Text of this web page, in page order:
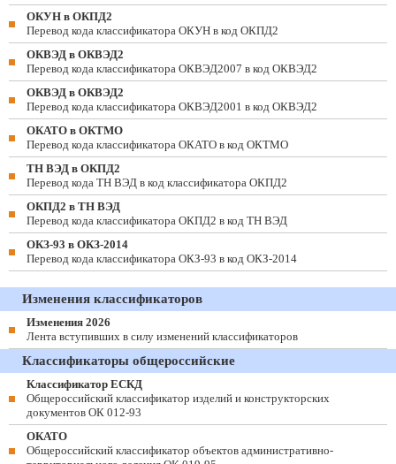
ОКУН в ОКПД2
Перевод кода классификатора ОКУН в код ОКПД2
ОКВЭД в ОКВЭД2
Перевод кода классификатора ОКВЭД2007 в код ОКВЭД2
ОКВЭД в ОКВЭД2
Перевод кода классификатора ОКВЭД2001 в код ОКВЭД2
ОКАТО в ОКТМО
Перевод кода классификатора ОКАТО в код ОКТМО
ТН ВЭД в ОКПД2
Перевод кода ТН ВЭД в код классификатора ОКПД2
ОКПД2 в ТН ВЭД
Перевод кода классификатора ОКПД2 в код ТН ВЭД
ОКЗ-93 в ОКЗ-2014
Перевод кода классификатора ОКЗ-93 в код ОКЗ-2014
Изменения классификаторов
Изменения 2026
Лента вступивших в силу изменений классификаторов
Классификаторы общероссийские
Классификатор ЕСКД
Общероссийский классификатор изделий и конструкторских
документов ОК 012-93
ОКАТО
Общероссийский классификатор объектов административно-